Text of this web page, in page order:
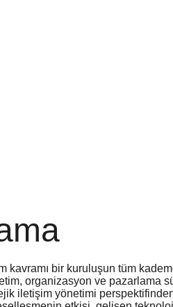
kavramı bir kuruluşun tüm
organizasyon ve pazarlama
iletişim yönetimi